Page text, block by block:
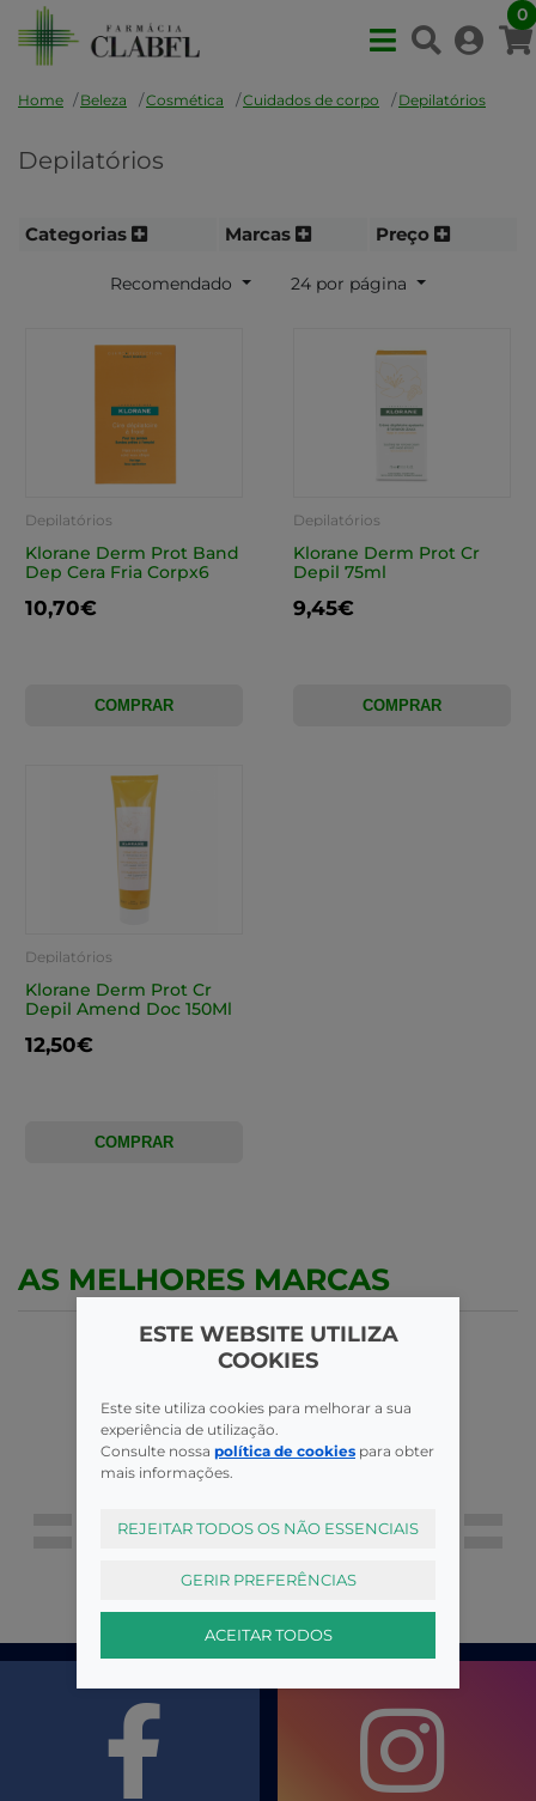
0
Home Beleza Cosmética Cuidados de corpo Depilatórios
Depilatórios
Categorias Marcas Preço
Recomendado 24 por página
Depilatórios
Klorane Derm Prot Band
Dep Cera Fria Corpx6
10,70€
COMPRAR
Depilatórios
Klorane Derm Prot Cr
Depil 75ml
9,45€
COMPRAR
Depilatórios
Klorane Derm Prot Cr
Depil Amend Doc 150Ml
12,50€
COMPRAR
AS MELHORES MARCAS
ESTE WEBSITE UTILIZA
COOKIES
Este site utiliza cookies para melhorar a sua
experiência de utilização.
Consulte nossa política de cookies para obter
mais informações.
REJEITAR TODOS OS NÃO ESSENCIAIS
GERIR PREFERÊNCIAS
ACEITAR TODOS